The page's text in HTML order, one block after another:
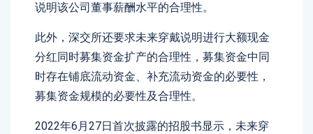
说明该公司董事薪酬水平的合理性。
此外，深交所还要求未来穿戴说明进行大额现金
分红同时募集资金扩产的合理性，募集资金中同
时存在铺底流动资金、补充流动资金的必要性，
募集资金规模的必要性及合理性。
2022年6月27日首次披露的招股书显示，未来穿